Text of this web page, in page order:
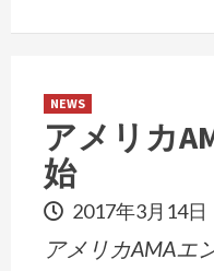
NEWS
アメリカ
始
2017年3月14日
アメリカAMAエ